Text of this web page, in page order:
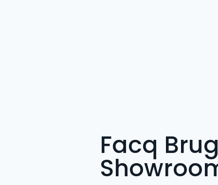
Facq